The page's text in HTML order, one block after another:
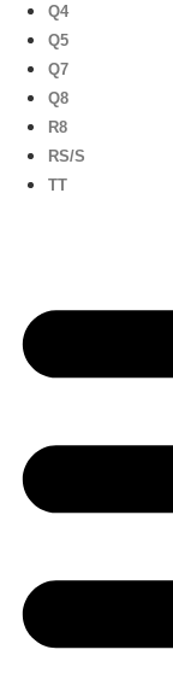
Q4
Q5
Q7
Q8
R8
RS/S
TT